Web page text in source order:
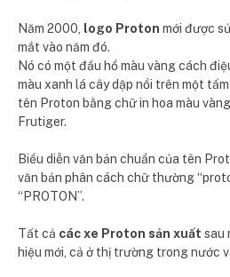
Năm 2000, logo Proton mới được
mắt vào năm đó.
Nó có một đầu hổ màu vàng cách
màu xanh lá cây dập nổi trên một
tên Proton bằng chữ in hoa màu
Frutiger.
Biểu diễn văn bản chuẩn của tên
văn bản phân cách chữ thường
“PROTON”.
Tất cả các xe Proton sản xuất sau
hiệu mới, cả ở thị trường trong nước